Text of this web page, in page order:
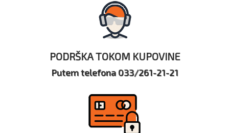
PODRŠKA TOKOM KUPOVINE
Putem telefona 033/261-21-21